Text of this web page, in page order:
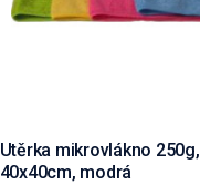
Utěrka mikrovlákno 250g,
40x40cm, modrá